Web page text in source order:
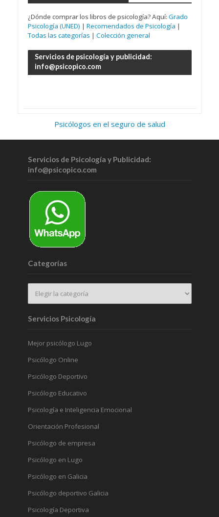
¿Dónde comprar los libros de psicología? Aquí: Grado
Psicología (UNED) | Recomendados de Psicología |
Todas las categorías | Colección general
Servicios de psicología y publicidad:
info@psicopico.com
Psicólogos en el seguro de salud
Servicios de Psicología y Publicidad:
info@psicopico.com
Categorías
Servicios Psicología
Mejor psicólogo Lugo
Psicólogo Online
Psicólogo Deportivo
Psicólogo Educativo
Psicología e Inteligencia Emocional
Orientación Profesional
Psicólogo de empresa
Psicólogo en Lugo
Psicólogo en Galicia
Psicólogo deportivo Galicia
Psicología Deportiva